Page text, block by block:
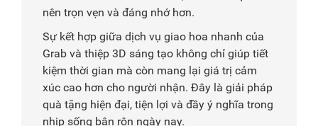
nên trọn vẹn và đáng nhớ hơn.
Sự kết hợp giữa dịch vụ giao hoa nhanh của
Grab và thiệp 3D sáng tạo không chỉ giúp tiết
kiệm thời gian mà còn mang lại giá trị cảm
xúc cao hơn cho người nhận. Đây là giải pháp
quà tặng hiện đại, tiện lợi và đầy ý nghĩa trong
nhịp sống bận rộn ngày nay.